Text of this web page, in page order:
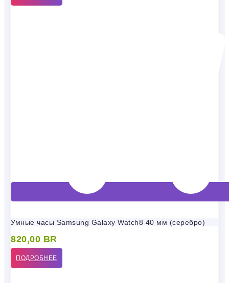
Умные часы Samsung Galaxy Watch8 40 мм (серебро)
820,00 BR
ПОДРОБНЕЕ